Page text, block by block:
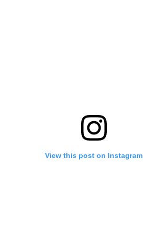
View this post on Instagram